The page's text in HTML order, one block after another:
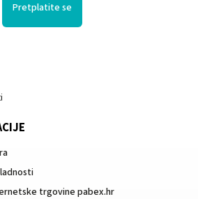
Pretplatite se
trgovine pabex.hr